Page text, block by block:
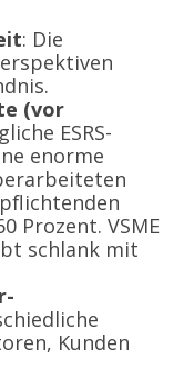
: Die
(vor
ESRS-
enorme
Prozent. VSME
schlank mit
Kunden